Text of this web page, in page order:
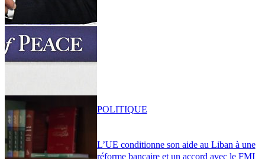
L’UE conditionne son aide au Liban à une
réforme bancaire et un accord avec le FMI
POLITIQUE